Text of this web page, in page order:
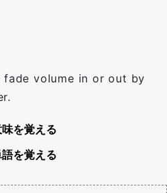
volume in or out by
味を覚える
語を覚える